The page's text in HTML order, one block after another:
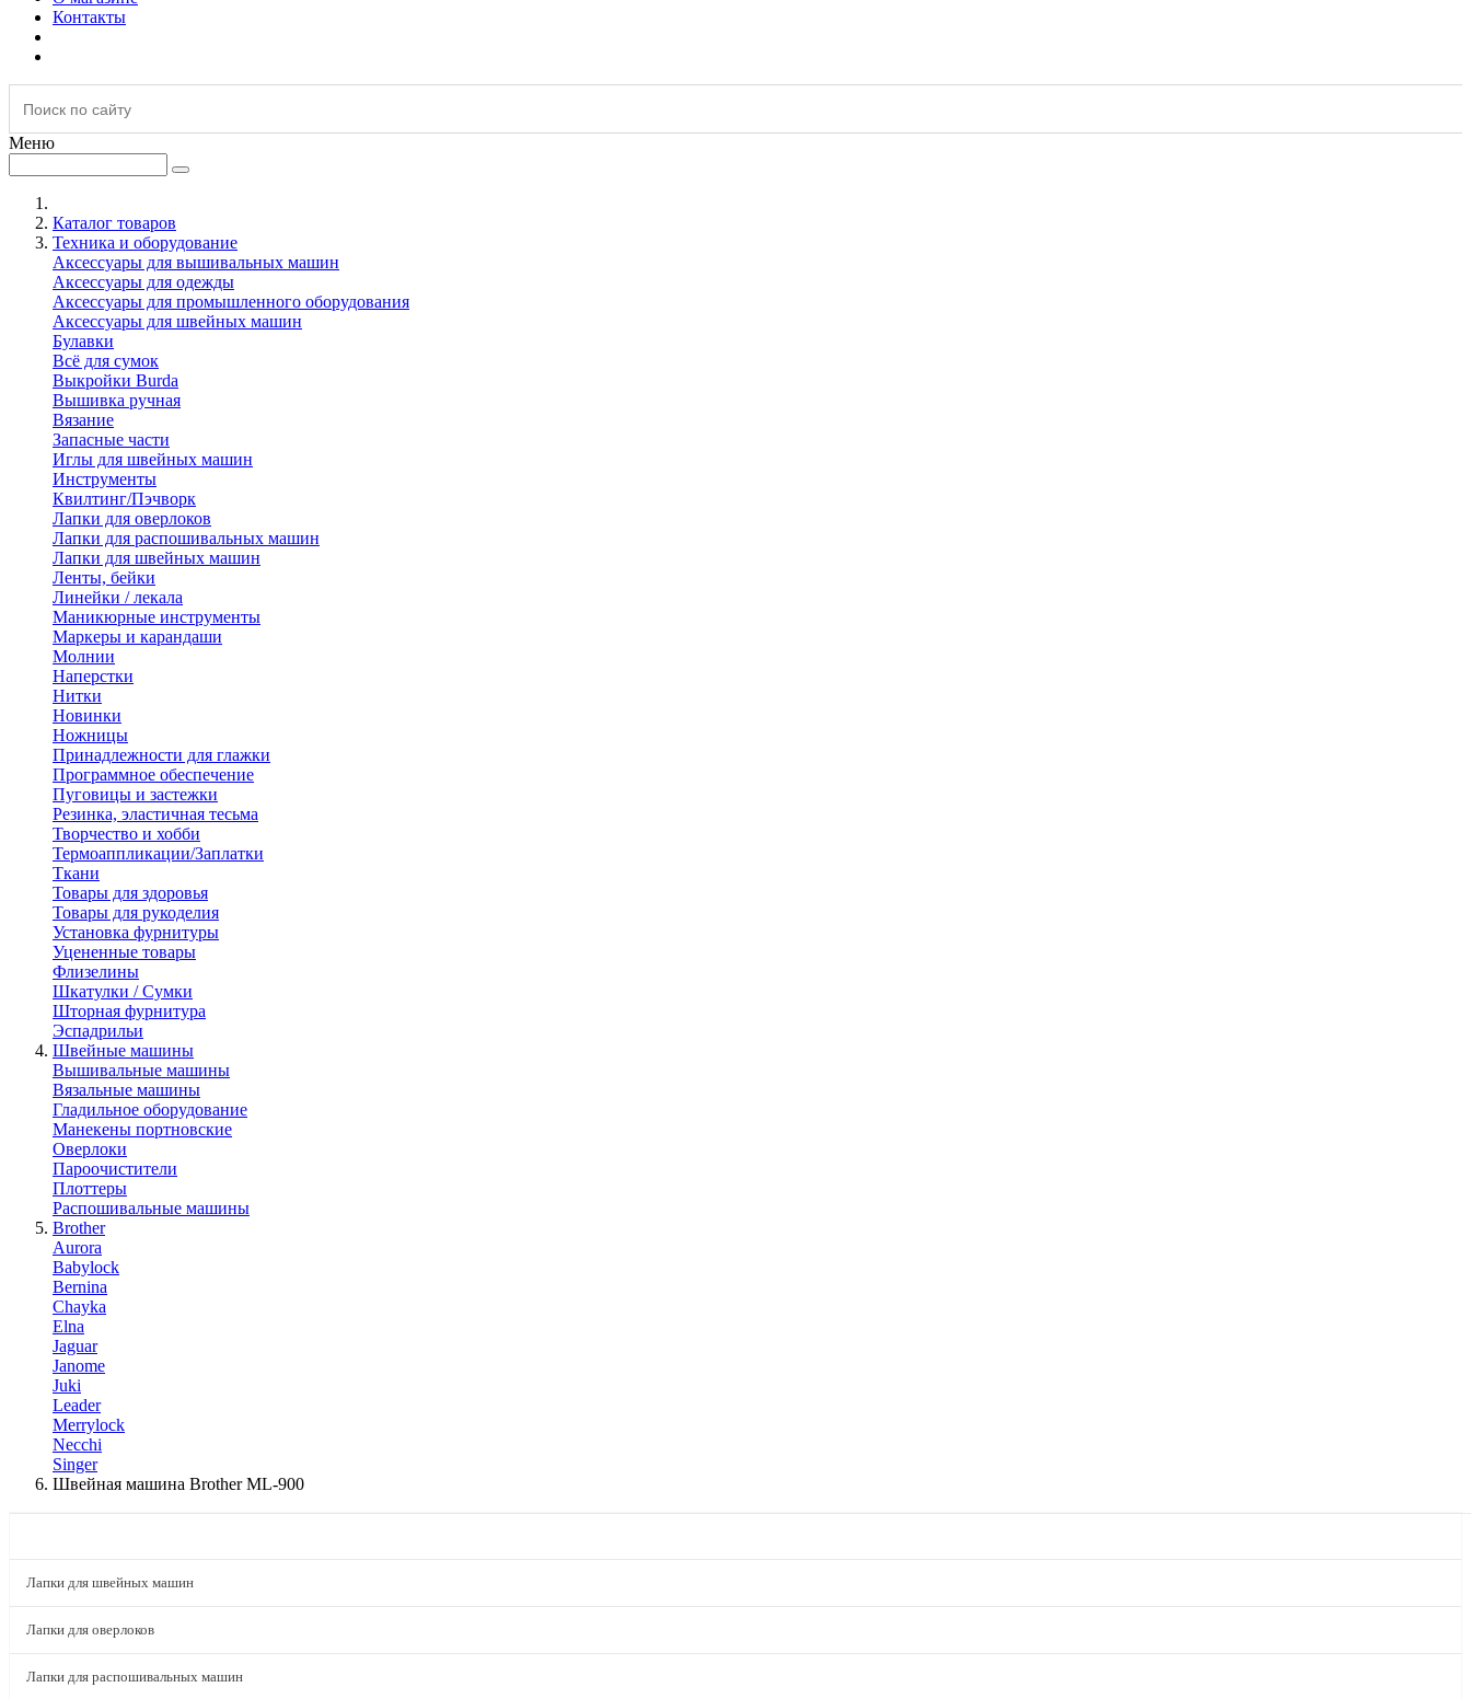
Контакты
Меню
Каталог товаров
Техника и оборудование
Аксессуары для вышивальных машин
Аксессуары для одежды
Аксессуары для промышленного оборудования
Аксессуары для швейных машин
Булавки
Всё для сумок
Выкройки Burda
Вышивка ручная
Вязание
Запасные части
Иглы для швейных машин
Инструменты
Квилтинг/Пэчворк
Лапки для оверлоков
Лапки для распошивальных машин
Лапки для швейных машин
Ленты, бейки
Линейки / лекала
Маникюрные инструменты
Маркеры и карандаши
Молнии
Наперстки
Нитки
Новинки
Ножницы
Принадлежности для глажки
Программное обеспечение
Пуговицы и застежки
Резинка, эластичная тесьма
Творчество и хобби
Термоаппликации/Заплатки
Ткани
Товары для здоровья
Товары для рукоделия
Установка фурнитуры
Уцененные товары
Флизелины
Шкатулки / Сумки
Шторная фурнитура
Эспадрильи
Швейные машины
Вышивальные машины
Вязальные машины
Гладильное оборудование
Манекены портновские
Оверлоки
Пароочистители
Плоттеры
Распошивальные машины
Brother
Aurora
Babylock
Bernina
Chayka
Elna
Jaguar
Janome
Juki
Leader
Merrylock
Necchi
Singer
Швейная машина Brother ML-900
Лапки для швейных машин
Лапки для оверлоков
Лапки для распошивальных машин